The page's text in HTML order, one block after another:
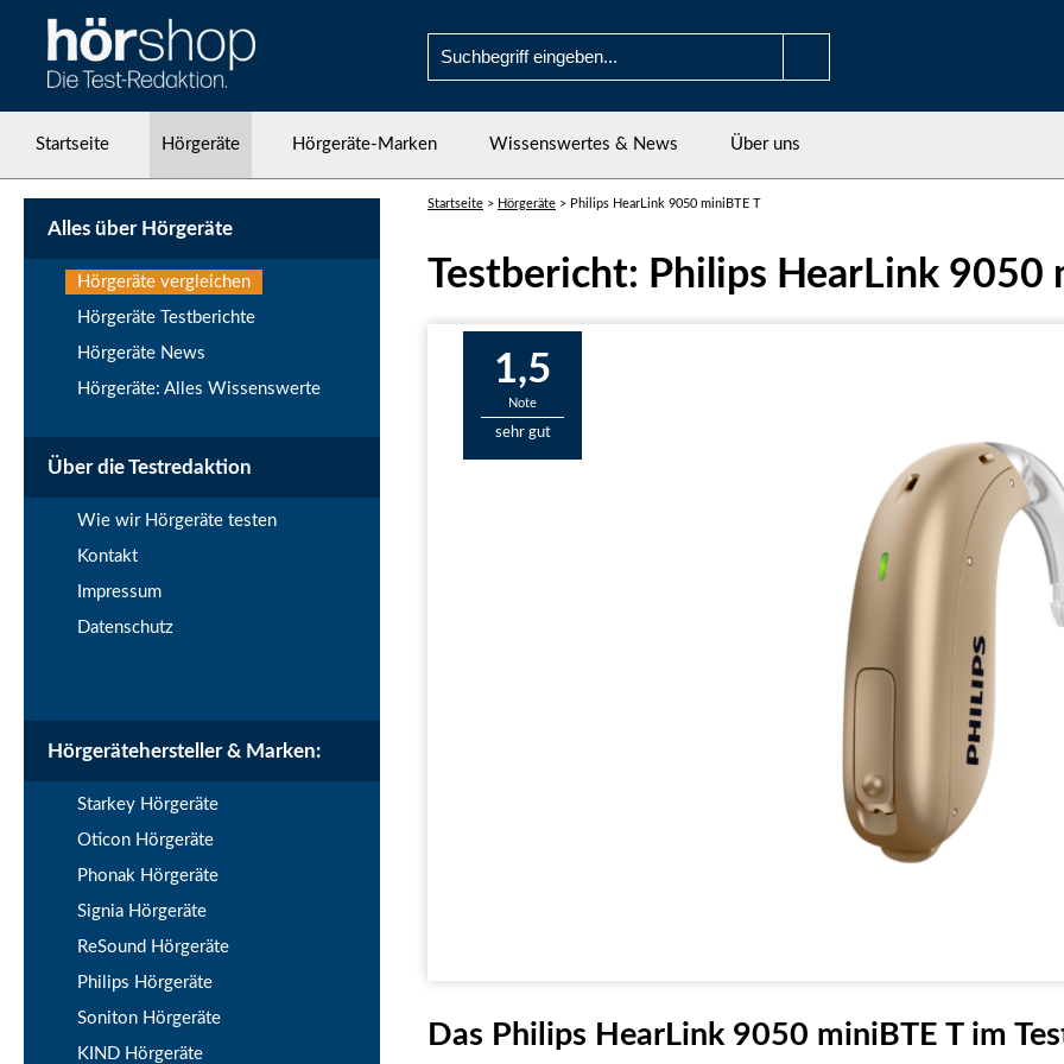
Startseite Hörgeräte Hörgeräte-Marken Wissenswertes & News Über uns
Startseite > Hörgeräte > Philips HearLink 9050 miniBTE T
Testbericht: Philips HearLink 9050
1,5
Note
sehr gut
Das Philips HearLink 9050 miniBTE T im
Alles über Hörgeräte
Hörgeräte vergleichen
Hörgeräte Testberichte
Hörgeräte News
Hörgeräte: Alles Wissenswerte
Über die Testredaktion
Wie wir Hörgeräte testen
Kontakt
Impressum
Datenschutz
Hörgerätehersteller & Marken:
Starkey Hörgeräte
Oticon Hörgeräte
Phonak Hörgeräte
Signia Hörgeräte
ReSound Hörgeräte
Philips Hörgeräte
Soniton Hörgeräte
KIND Hörgeräte